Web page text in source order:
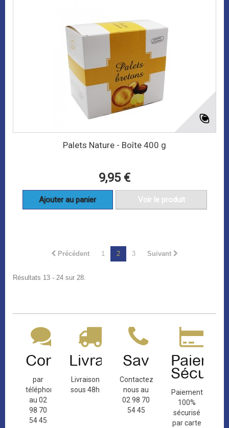
Palets Nature - Boîte 400 g
9,95 €
Ajouter au panier Voir le produit
Précédent 1 2 3 Suivant
Résultats 13 - 24 sur 28.
Contact
par
téléphone
au 02
98 70
54 45
Livraison
Livraison
sous 48h
Sav
Contactez-
nous au
02 98 70
54 45
Paiement
100%
sécurisé
par carte